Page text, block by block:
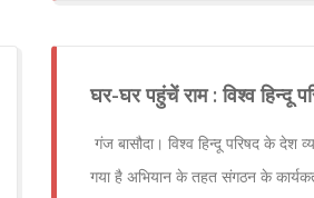
घर-घर पहुंचें राम : विश्व हिन्दू
गंज बासौदा। विश्व हिन्दू परिषद के देश
गया है अभियान के तहत संगठन के